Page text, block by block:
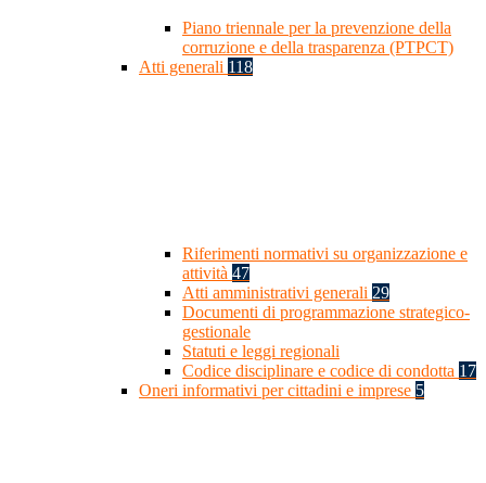
Piano triennale per la prevenzione della
corruzione e della trasparenza (PTPCT)
Atti generali 118
Riferimenti normativi su organizzazione e
attività 47
Atti amministrativi generali 29
Documenti di programmazione strategico-
gestionale
Statuti e leggi regionali
Codice disciplinare e codice di condotta 17
Oneri informativi per cittadini e imprese 5